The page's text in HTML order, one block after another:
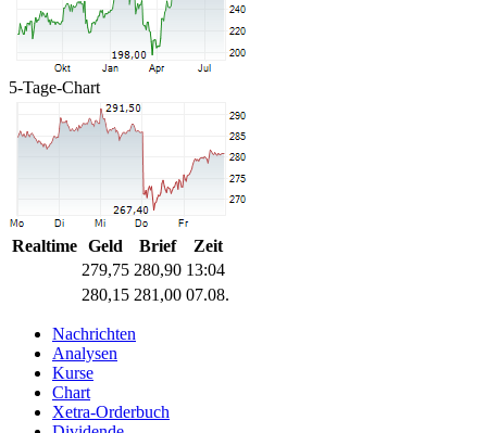
5-Tage-Chart
Realtime Geld Brief
Zeit
279,75 280,90 13:04
280,15 281,00 07.08.
Nachrichten
Analysen
Kurse
Chart
Xetra-Orderbuch